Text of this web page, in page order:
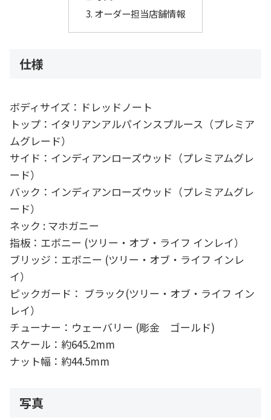
オーダー担当店舗情報
仕様
ボディサイズ：ドレッドノート
トップ：イタリアンアルパインスプルース（プレミア
ムグレード）
サイド：インディアンローズウッド（プレミアムグレ
ード）
バック：インディアンローズウッド（プレミアムグレ
ード）
ネック : マホガニー
指板：エボニー (ツリー・オブ・ライフ インレイ）
ブリッジ：エボニー (ツリー・オブ・ライフ インレ
イ）
ピックガード： ブラック(ツリー・オブ・ライフ イン
レイ）
チューナー：ウェーバリー (彫金 ゴールド)
スケール：約645.2mm
ナット幅：約44.5mm
写真